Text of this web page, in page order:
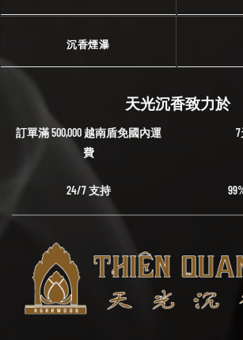
沉香煙瀑
天光沉香致力於
訂單滿 500,000 越南盾免國內運
費
24/7 支持